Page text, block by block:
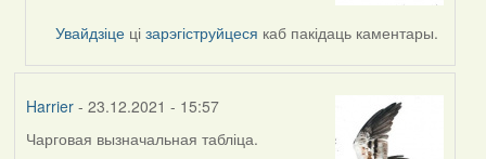
Lighty
Увайдзіце цізарэгіструйцеся каб пакідаць каментары.
Harrier- 23.12.2021 - 15:57
Чарговая вызначальная табліца.